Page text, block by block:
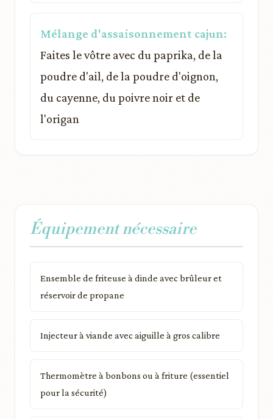
Mélange d'assaisonnement cajun:
Faites le vôtre avec du paprika, de la
poudre d'ail, de la poudre d'oignon,
du cayenne, du poivre noir et de
l'origan
Équipement nécessaire
Ensemble de friteuse à dinde avec brûleur et
réservoir de propane
Injecteur à viande avec aiguille à gros calibre
Thermomètre à bonbons ou à friture (essentiel
pour la sécurité)